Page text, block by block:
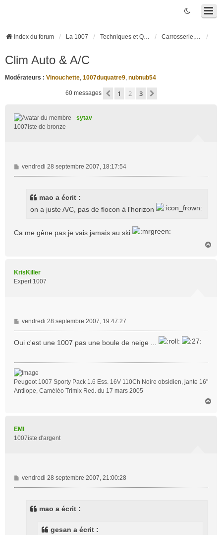
Index du forum La 1007 Techniques et Questions Carrosserie, électronique véhicule et habitacle
Clim Auto & A/C
Modérateurs : Vinouchette, 1007duquatre9, nubnub54
60 messages Précédente
1 2 3
sytav
1007iste de bronze
M
e
vendredi 28 septembre 2007, 18:17:54
mao a écrit :
on a juste A/C, pas de flocon à l'horizon
Ca me gêne pas je vais jamais au ski
KrisKiller
Expert 1007
M
e
e
vendredi 28 septembre 2007, 19:47:27
Oui c'est une 1007 pas une boule de neige ...
Peugeot 1007 Sporty Pack 1.6 Ess. 16V 110Ch Noire obsidien, jante 16"
Antilope, Caméléo Trimix Red. du 17 mars 2005
EMI
1007iste d'argent
M
e
vendredi 28 septembre 2007, 21:00:28
mao a écrit :
gesan a écrit :